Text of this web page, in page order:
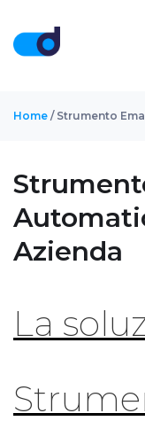
Home / Strumento
Azienda
La